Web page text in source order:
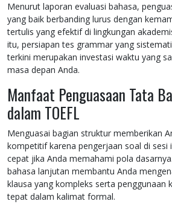
Menurut laporan evaluasi bahasa,
yang baik berbanding lurus dengan
tertulis yang efektif di lingkungan
itu, persiapan tes grammar yang
terkini merupakan investasi waktu yang
masa depan Anda.
Manfaat Penguasaan Tata
dalam TOEFL
Menguasai bagian struktur memberikan
kompetitif karena pengerjaan soal di sesi
cepat jika Anda memahami pola
bahasa lanjutan membantu Anda
klausa yang kompleks serta penggunaan
tepat dalam kalimat formal.